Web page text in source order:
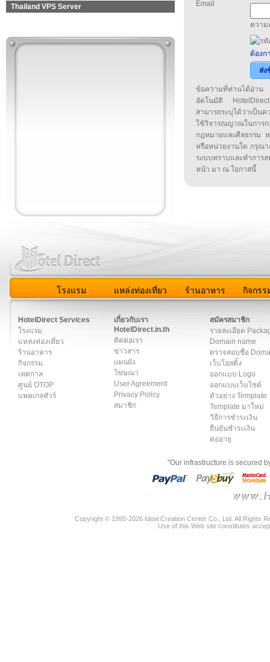
Thailand VPS Server
Email
ความ
ต้องก
ส่ง
ข้อความที่ท่านได้อ่าน
อัตโนมัติ
สามารถระบุได้ว่าเป็น
ใช้วิจารณญาณในกา
กฎหมายและศีลธรรม
หรือหน่วยงานใด กรุณา
ระบบทราบและทำกา
หน้า มา ณ โอกาสนี้
โรงแรม แหล่งท่องเที่ยว ร้านอาหาร กิจกรร
HotelDirect Services
โรงแรม
แหล่งท่องเที่ยว
ร้านอาหาร
กิจกรรม
เทศกาล
ศูนย์ OTOP
แพคเกจทัวร์
เกี่ยวกับเรา
HotelDirect.in.th
ติดต่อเรา
ข่าวสาร
แผนผัง
โฆษณา
User Agreement
Privacy Policy
สมาชิก
สมัครสมาชิก
รายละเอียด
Domain name
ตรวจสอบชื่อ
เว็บโฮสติ้ง
ออกแบบ Logo
ออกแบบเว็บไซต์
ตัวอย่าง Template
Template มาใหม่
วิธีการชำระเงิน
ยืนยันชำระเงิน
ต่ออายุ
"Our infrastructure is secured
Copyright © 1995-2026 Ideal Creation Center Co., Ltd. All Rights
Use of this Web site constitutes